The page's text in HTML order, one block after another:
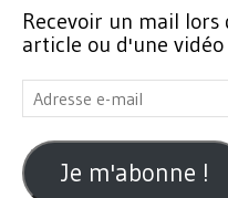
Recevoir un mail
article ou d'une
Adresse
e-
mail
Je m'abonne !